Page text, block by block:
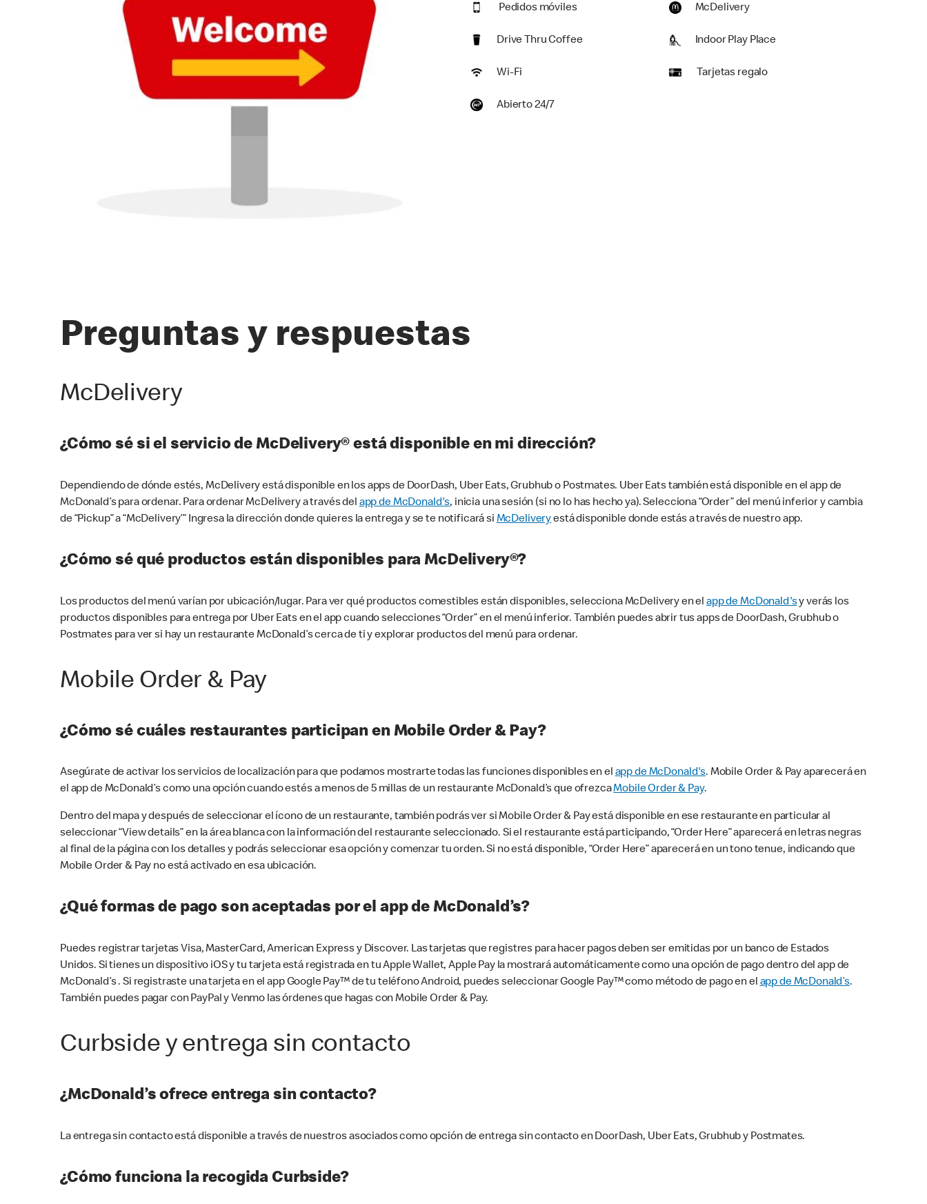
Pedidos móviles McDelivery
Drive Thru Coffee Indoor Play Place
Wi-Fi Tarjetas regalo
Abierto 24/7
Preguntas y respuestas
McDelivery
¿Cómo sé si el servicio de McDelivery® está disponible en mi dirección?
Dependiendo de dónde estés, McDelivery está disponible en los apps de DoorDash, Uber Eats, Grubhub o Postmates. Uber Eats también está disponible en el app de
McDonald’s para ordenar. Para ordenar McDelivery a través del app de McDonald's, inicia una sesión (si no lo has hecho ya). Selecciona “Order” del menú inferior y cambia
de “Pickup” a “McDelivery’” Ingresa la dirección donde quieres la entrega y se te notificará si McDeliveryestá disponible donde estás a través de nuestro app.
¿Cómo sé qué productos están disponibles para McDelivery®?
Los productos del menú varían por ubicación/lugar. Para ver qué productos comestibles están disponibles, selecciona McDelivery en elapp de McDonald'sy verás los
productos disponibles para entrega por Uber Eats en el app cuando selecciones “Order” en el menú inferior. También puedes abrir tus apps de DoorDash, Grubhub o
Postmates para ver si hay un restaurante McDonald’s cerca de ti y explorar productos del menú para ordenar.
Mobile Order & Pay
¿Cómo sé cuáles restaurantes participan en Mobile Order & Pay?
Asegúrate de activar los servicios de localización para que podamos mostrarte todas las funciones disponibles en elapp de McDonald's. Mobile Order & Pay aparecerá en
el app de McDonald’s como una opción cuando estés a menos de 5 millas de un restaurante McDonald’s que ofrezcaMobile Order & Pay.
Dentro del mapa y después de seleccionar el ícono de un restaurante, también podrás ver si Mobile Order & Pay está disponible en ese restaurante en particular al
seleccionar “View details” en la área blanca con la información del restaurante seleccionado. Si el restaurante está participando, “Order Here” aparecerá en letras negras
al final de la página con los detalles y podrás seleccionar esa opción y comenzar tu orden. Si no está disponible, “Order Here” aparecerá en un tono tenue, indicando que
Mobile Order & Pay no está activado en esa ubicación.
¿Qué formas de pago son aceptadas por el app de McDonald’s?
Puedes registrar tarjetas Visa, MasterCard, American Express y Discover. Las tarjetas que registres para hacer pagos deben ser emitidas por un banco de Estados
Unidos. Si tienes un dispositivo iOS y tu tarjeta está registrada en tu Apple Wallet, Apple Pay la mostrará automáticamente como una opción de pago dentro del app de
McDonald’s . Si registraste una tarjeta en el app Google Pay™ de tu teléfono Android, puedes seleccionar Google Pay™ como método de pago en elapp de McDonald’s.
También puedes pagar con PayPal y Venmo las órdenes que hagas con Mobile Order & Pay.
Curbside y entrega sin contacto
¿McDonald’s ofrece entrega sin contacto?
La entrega sin contacto está disponible a través de nuestros asociados como opción de entrega sin contacto en DoorDash, Uber Eats, Grubhub y Postmates.
¿Cómo funciona la recogida Curbside?